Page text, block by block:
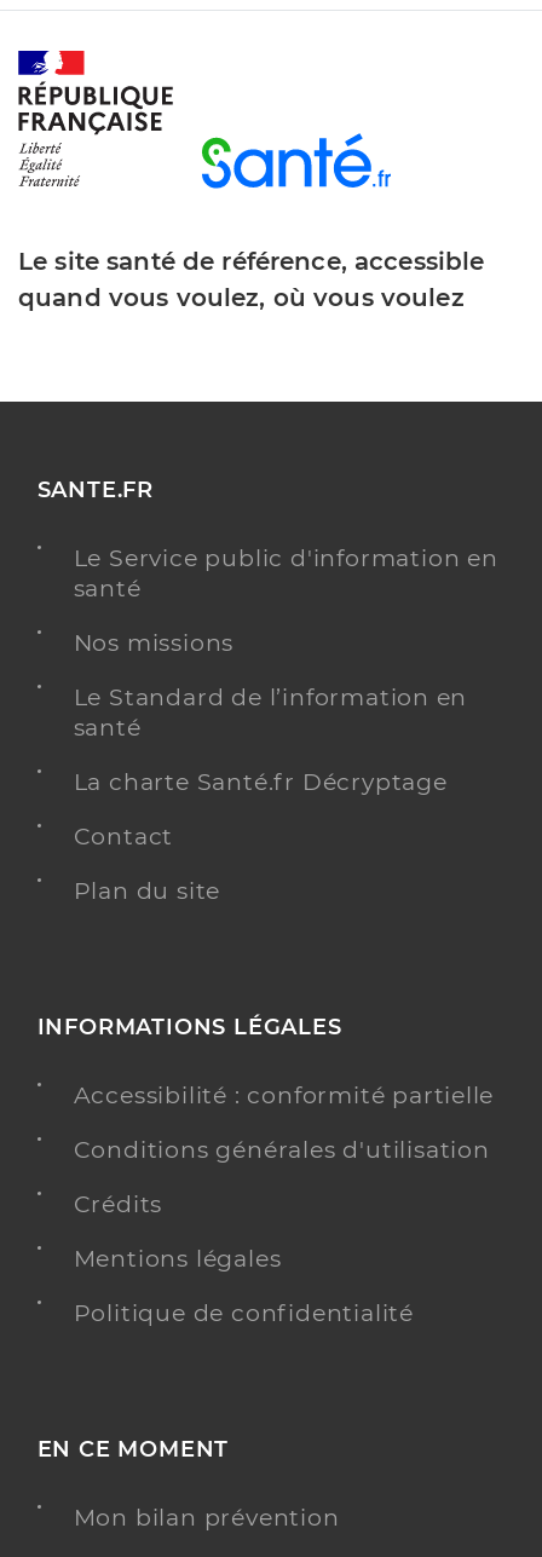
Le site santé de référence, accessible
quand vous voulez, où vous voulez
SANTE.FR
Le Service public d'information en
santé
Nos missions
Le Standard de l’information en
santé
La charte Santé.fr Décryptage
Contact
Plan du site
INFORMATIONS LÉGALES
Accessibilité : conformité partielle
Conditions générales d'utilisation
Crédits
Mentions légales
Politique de confidentialité
EN CE MOMENT
Mon bilan prévention